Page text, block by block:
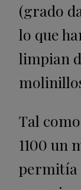
(grado
lo que
limpian
Tal
1100 un
permitía